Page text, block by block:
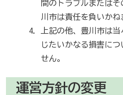
間のトラブルまたは
川市は責任を負いかね
上記の他、豊川市は
じたいかなる損害に
せん。
運営方針の変更